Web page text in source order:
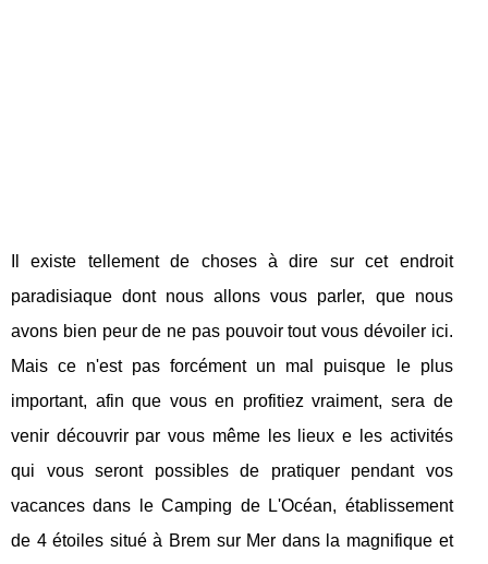
Il existe tellement de choses à dire sur cet endroit
paradisiaque dont nous allons vous parler, que nous
avons bien peur de ne pas pouvoir tout vous dévoiler ici.
Mais ce n'est pas forcément un mal puisque le plus
important, afin que vous en profitiez vraiment, sera de
venir découvrir par vous même les lieux e les activités
qui vous seront possibles de pratiquer pendant vos
vacances dans le Camping de L'Océan, établissement
de 4 étoiles situé à Brem sur Mer dans la magnifique et